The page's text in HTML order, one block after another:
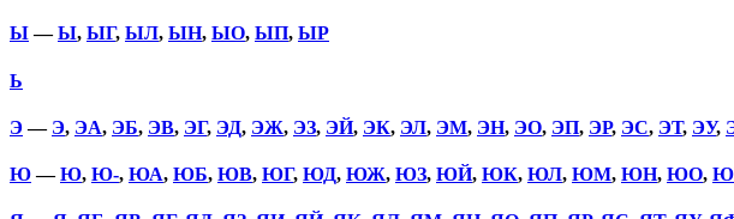
Ы—Ы, ЫГ, ЫЛ, ЫН, ЫО, ЫП, ЫР
Ь
Э— Э, ЭА, ЭБ, ЭВ, ЭГ, ЭД, ЭЖ, ЭЗ, ЭЙ, ЭК, ЭЛ, ЭМ, ЭН, ЭО, ЭП, ЭР, ЭС, ЭТ, ЭУ,
Ю—Ю, Ю-, ЮА, ЮБ, ЮВ, ЮГ, ЮД, ЮЖ, ЮЗ, ЮЙ, ЮК, ЮЛ, ЮМ, ЮН, ЮО,